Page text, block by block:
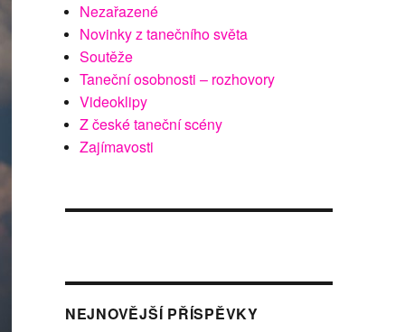
Nezařazené
Novinky z tanečního světa
Soutěže
Taneční osobnosti – rozhovory
Videoklipy
Z české taneční scény
Zajímavosti
NEJNOVĚJŠÍ PŘÍSPĚVKY